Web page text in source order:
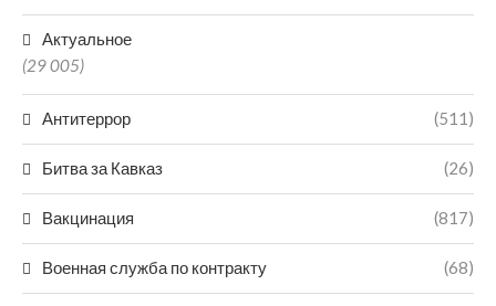
Актуальное
(29 005)
Антитеррор (511)
Битва за Кавказ (26)
Вакцинация (817)
Военная служба по контракту (68)